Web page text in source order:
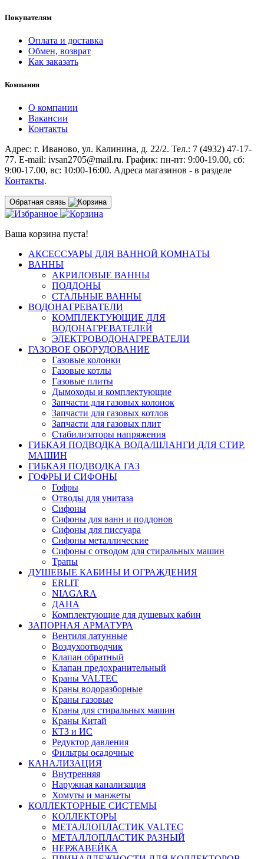
Покупателям
Оплата и доставка
Обмен, возврат
Как заказать
Компания
О компании
Вакансии
Контакты
Адрес: г. Иваново, ул. Калинина, д. 22/2. Тел.: 7 (4932) 47-17-
77. E-mail: ivsan2705@mail.ru. График: пн-пт: 9:00-19.00, сб:
9:00-17.00, вс: 10:00-16:00. Адреса магазинов - в разделе
Контакты.
Обратная связь
Ваша корзина пуста!
АКСЕССУАРЫ ДЛЯ ВАННОЙ КОМНАТЫ
ВАННЫ
АКРИЛОВЫЕ ВАННЫ
ПОДДОНЫ
СТАЛЬНЫЕ ВАННЫ
ВОДОНАГРЕВАТЕЛИ
КОМПЛЕКТУЮЩИЕ ДЛЯ
ВОДОНАГРЕВАТЕЛЕЙ
ЭЛЕКТРОВОДОНАГРЕВАТЕЛИ
ГАЗОВОЕ ОБОРУДОВАНИЕ
Газовые колонки
Газовые котлы
Газовые плиты
Дымоходы и комплектующие
Запчасти для газовых колонок
Запчасти для газовых котлов
Запчасти для газовых плит
Стабилизаторы напряжения
ГИБКАЯ ПОДВОДКА ВОДА/ШЛАНГИ ДЛЯ СТИР.
МАШИН
ГИБКАЯ ПОДВОДКА ГАЗ
ГОФРЫ И СИФОНЫ
Гофры
Отводы для унитаза
Сифоны
Сифоны для ванн и поддонов
Сифоны для писсуара
Сифоны металлические
Сифоны с отводом для стиральных машин
Трапы
ДУШЕВЫЕ КАБИНЫ И ОГРАЖДЕНИЯ
ERLIT
NIAGARA
ДАНА
Комплектующие для душевых кабин
ЗАПОРНАЯ АРМАТУРА
Вентиля латунные
Воздухоотводчик
Клапан обратный
Клапан предохранительный
Краны VALTEC
Краны водоразборные
Краны газовые
Краны для стиральных машин
Краны Китай
КТЗ и ИС
Редуктор давления
Фильтры осадочные
КАНАЛИЗАЦИЯ
Внутренняя
Наружная канализация
Хомуты и манжеты
КОЛЛЕКТОРНЫЕ СИСТЕМЫ
КОЛЛЕКТОРЫ
МЕТАЛЛОПЛАСТИК VALTEC
МЕТАЛЛОПЛАСТИК РАЗНЫЙ
НЕРЖАВЕЙКА